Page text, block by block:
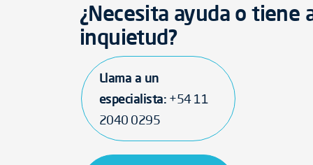
¿Necesita ayuda o tiene
inquietud?
Llama a un
especialista: +54 11
2040 0295